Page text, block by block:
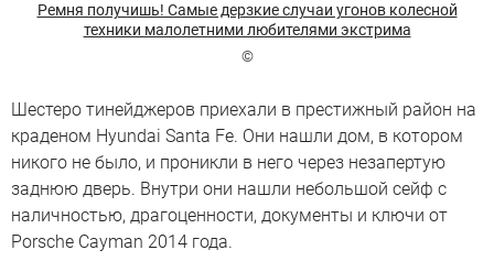
Ремня получишь! Самые дерзкие случаи угонов колесной
техники малолетними любителями экстрима
©
Шестеро тинейджеров приехали в престижный район на
краденом Hyundai Santa Fe. Они нашли дом, в котором
никого не было, и проникли в него через незапертую
заднюю дверь. Внутри они нашли небольшой сейф с
наличностью, драгоценности, документы и ключи от
Porsche Cayman 2014 года.